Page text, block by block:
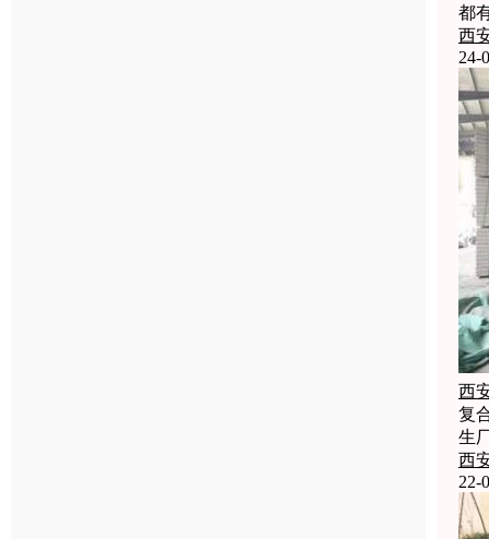
都
西
24-
西
复
生
西
22-